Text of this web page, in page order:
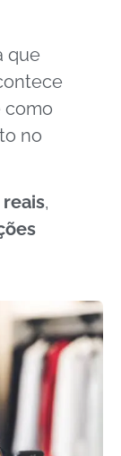
que
como
no
,